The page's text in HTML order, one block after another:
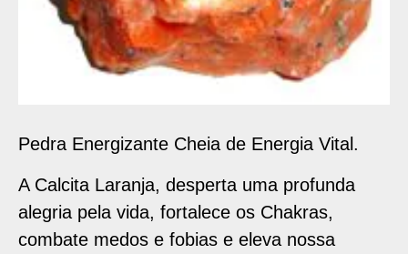
Pedra Energizante Cheia de Energia Vital.
A Calcita Laranja, desperta uma profunda
alegria pela vida, fortalece os Chakras,
combate medos e fobias e eleva nossa